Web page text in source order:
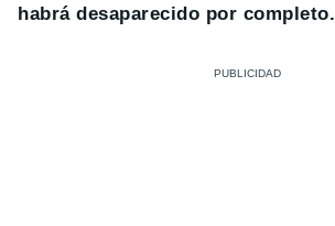
habrá desaparecido por completo.